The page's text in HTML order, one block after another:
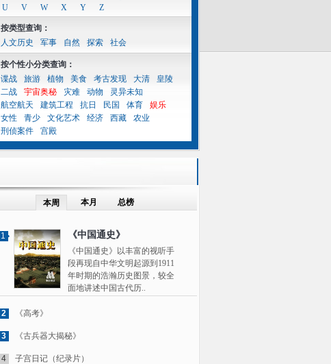
U
V W X Y Z
按类型查询：
人文历史
军事 自然 探索 社会
按个性小分类查询：
谍战
旅游 植物 美食 考古发现 大清
皇陵
二战
宇宙奥秘 灾难 动物
灵异未知
航空航天
建筑工程 抗日 民国 体育
娱乐
女性
青少 文化艺术 经济 西藏
农业
刑侦案件
宫殿
本周 本月 总榜
1 《中国通史》
《中国通史》以丰富的视听手
段再现自中华文明起源到1911
年时期的浩瀚历史图景，较全
面地讲述中国古代历..
2 《高考》
3 《古兵器大揭秘》
4 子宫日记（纪录片）